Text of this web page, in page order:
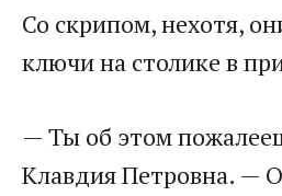
Со скрипом, нехотя,
ключи на столике в
— Ты об этом
Клавдия Петровна. —